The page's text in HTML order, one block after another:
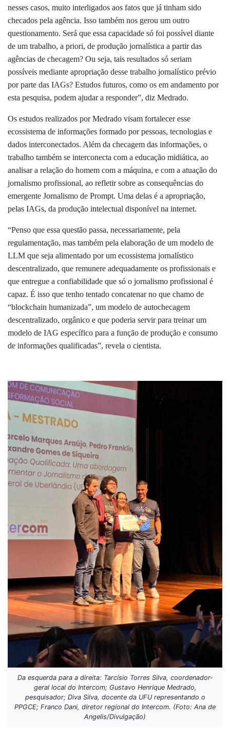
nesses casos, muito interligados aos fatos que já tinham sido
checados pela agência. Isso também nos gerou um outro
questionamento. Será que essa capacidade só foi possível diante
de um trabalho, a priori, de produção jornalística a partir das
agências de checagem? Ou seja, tais resultados só seriam
possíveis mediante apropriação desse trabalho jornalístico prévio
por parte das IAGs? Estudos futuros, como os em andamento por
esta pesquisa, podem ajudar a responder”, diz Medrado.
Os estudos realizados por Medrado visam fortalecer esse
ecossistema de informações formado por pessoas, tecnologias e
dados interconectados. Além da checagem das informações, o
trabalho também se interconecta com a educação midiática, ao
analisar a relação do homem com a máquina, e com a atuação do
jornalismo profissional, ao refletir sobre as consequências do
emergente Jornalismo de Prompt. Uma delas é a apropriação,
pelas IAGs, da produção intelectual disponível na internet.
“Penso que essa questão passa, necessariamente, pela
regulamentação, mas também pela elaboração de um modelo de
LLM que seja alimentado por um ecossistema jornalístico
descentralizado, que remunere adequadamente os profissionais e
que entregue a confiabilidade que só o jornalismo profissional é
capaz. É isso que tenho tentado concatenar no que chamo de
“blockchain humanizada”, um modelo de autochecagem
descentralizado, orgânico e que poderia servir para treinar um
modelo de IAG específico para a função de produção e consumo
de informações qualificadas”, revela o cientista.
Da esquerda para a direita: Tarcísio Torres Silva, coordenador-
geral local do Intercom; Gustavo Henrique Medrado,
pesquisador; Diva Silva, docente da UFU representando o
PPGCE; Franco Dani, diretor regional do Intercom. (Foto: Ana de
Angelis/Divulgação)